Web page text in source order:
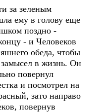
зеленым
ему в голову еще
поздно -
- и Человеков
обеда, чтобы
замысел в жизнь. Он
повернул
и посмотрел на
зато направо
повернув